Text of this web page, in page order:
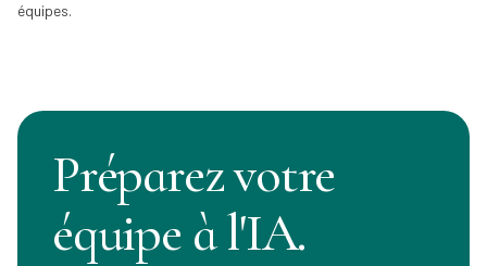
équipes.
Préparez votre
équipe à l'IA.